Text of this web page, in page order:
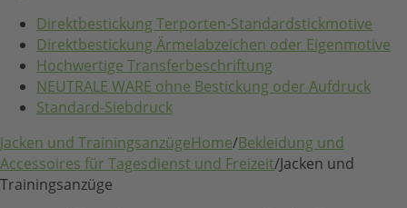
Direktbestickung Terporten-Standardstickmotive
Direktbestickung Ärmelabzeichen oder Eigenmotive
Hochwertige Transferbeschriftung
NEUTRALE WARE ohne Bestickung oder Aufdruck
Standard-Siebdruck
Jacken und TrainingsanzügeHome/Bekleidung und
Accessoires für Tagesdienst und Freizeit/Jacken und
Trainingsanzüge